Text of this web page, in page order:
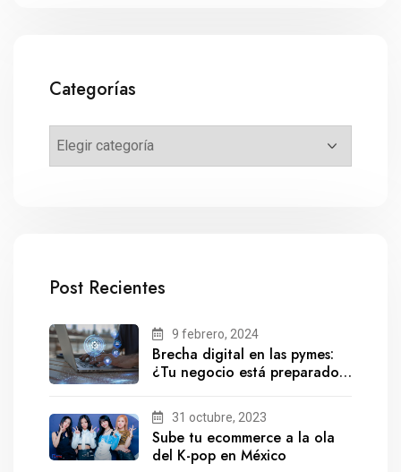
Categorías
Post Recientes
9 febrero, 2024
Brecha digital en las pymes:
¿Tu negocio está preparado
31 octubre, 2023
Sube tu ecommerce a la ola
del K-pop en México